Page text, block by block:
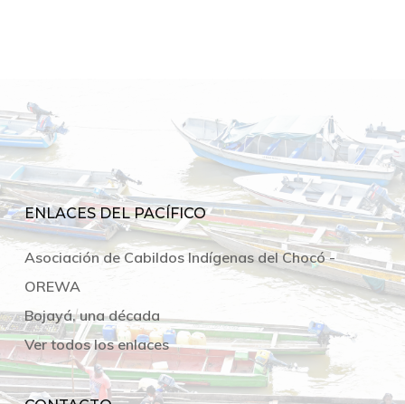
ENLACES DEL PACÍFICO
Asociación de Cabildos Indígenas del Chocó -
OREWA
Bojayá, una década
Ver todos los enlaces